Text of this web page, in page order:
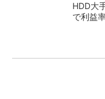
HDD大
で利益